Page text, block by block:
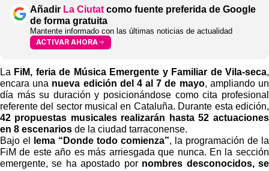
Añadir La Ciutat como fuente preferida de Google
de forma gratuita
Mantente informado con las últimas noticias de actualidad
ACTIVAR AHORA
La FiM, feria de Música Emergente y Familiar de Vila-seca,
encara una nueva edición del 4 al 7 de mayo, ampliando un
día más su duración y posicionándose como cita profesional
referente del sector musical en Cataluña. Durante esta edición,
42 propuestas musicales realizarán hasta 52 actuaciones
en 8 escenarios de la ciudad tarraconense.
Bajo el
lema “Donde todo comienza”, la programación de la
FiM de este año es más arriesgada que nunca. En la sección
emergente, se ha apostado por nombres desconocidos, se